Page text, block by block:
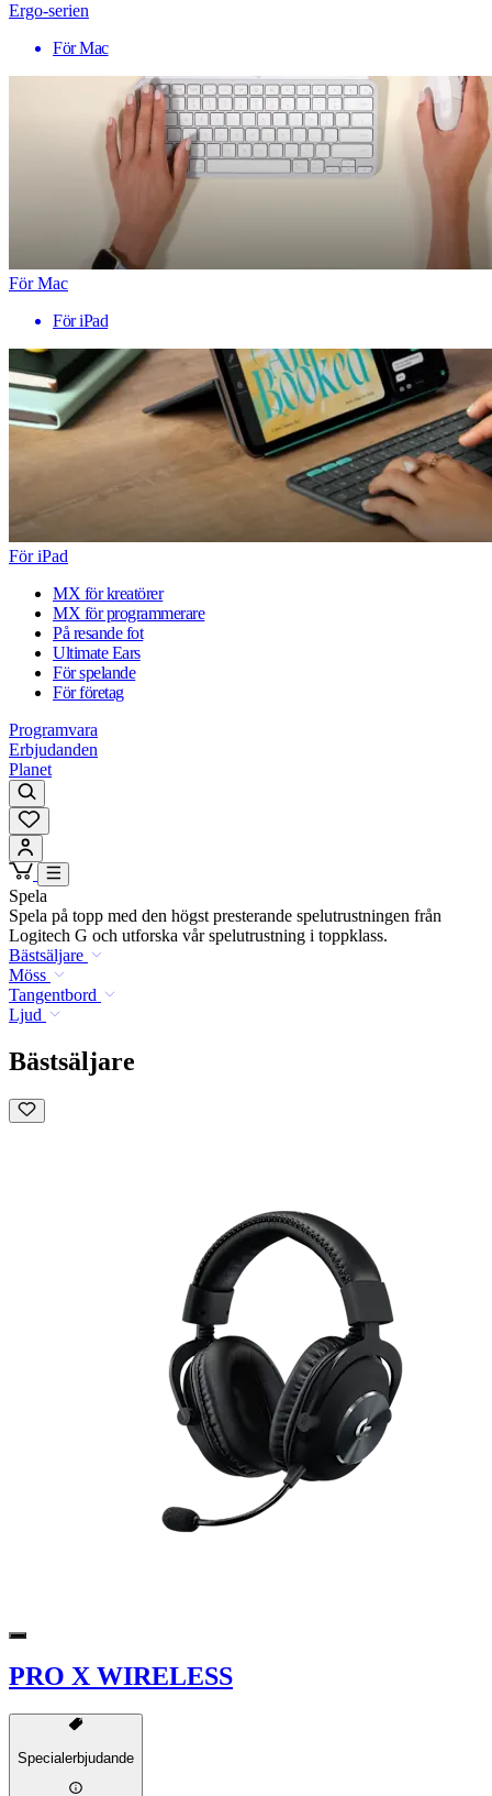
Ergo-serien
För Mac
För Mac
För iPad
För iPad
MX för kreatörer
MX för programmerare
På resande fot
Ultimate Ears
För spelande
För företag
Programvara
Erbjudanden
Planet
Spela
Spela på topp med den högst presterande spelutrustningen från
Logitech G och utforska vår spelutrustning i toppklass.
Bästsäljare
Möss
Tangentbord
Ljud
Bästsäljare
PRO X WIRELESS
Specialerbjudande